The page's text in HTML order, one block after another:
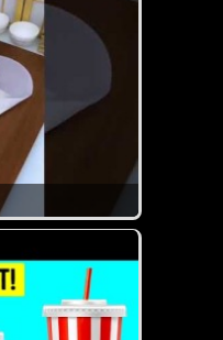
Spaß zu sehen, was man